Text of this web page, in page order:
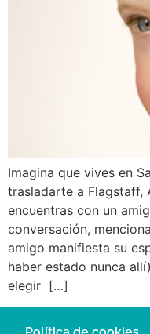
Imagina que vives en
trasladarte a Flagstaff,
encuentras con un
conversación,
amigo manifiesta su
haber estado nunca
elegir […]